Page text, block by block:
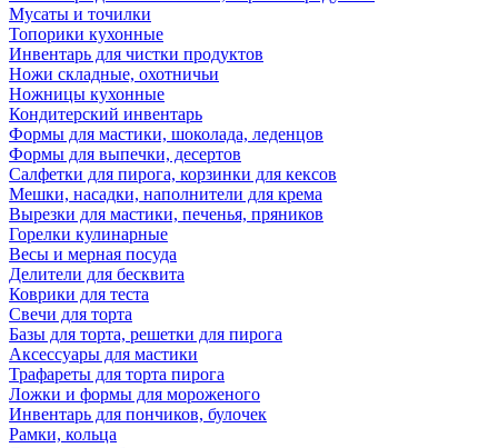
Мусаты и точилки
Топорики кухонные
Инвентарь для чистки продуктов
Ножи складные, охотничьи
Ножницы кухонные
Кондитерский инвентарь
Формы для мастики, шоколада, леденцов
Формы для выпечки, десертов
Салфетки для пирога, корзинки для кексов
Мешки, насадки, наполнители для крема
Вырезки для мастики, печенья, пряников
Горелки кулинарные
Весы и мерная посуда
Делители для бесквита
Коврики для теста
Свечи для торта
Базы для торта, решетки для пирога
Аксессуары для мастики
Трафареты для торта пирога
Ложки и формы для мороженого
Инвентарь для пончиков, булочек
Рамки, кольца